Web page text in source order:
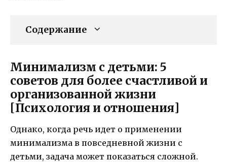
Содержание
Минимализм с детьми: 5
советов для более счастливой и
организованной жизни
[Психология и отношения]
Однако, когда речь идет о применении
минимализма в повседневной жизни с
детьми, задача может показаться сложной.